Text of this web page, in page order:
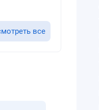
все